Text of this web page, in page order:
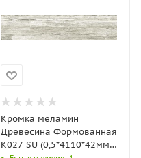
Кромка меламин
Древесина Формованная
K027 SU (0,5*4110*42мм)